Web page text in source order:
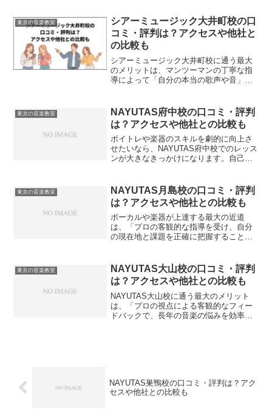
量を増やすだけでは限界があります。プ
ロの客観的な視点を...
東京の音楽教室
シアーミュージック大井町校の口
コミ・評判は？アクセスや他社と
の比較も
シアーミュージック大井町校に通う最大
のメリットは、マンツーマンの丁寧な指
導によって「自分の本当の歌声や音」に
学では気づけなかった癖を修正し、着実
にステップアップできます...
東京の音楽教室
NAYUTAS府中校の口コミ・評判
は？アクセスや他社との比較も
ボイトレや楽器のスキルを劇的に向上さ
せたいなら、NAYUTAS府中校でのレッス
ンが大きなきっかけになります。自己流
らうことで、確実な上達への階段を登る
ことができるからで...
東京の音楽教室
NAYUTAS月島校の口コミ・評判
は？アクセスや他社との比較も
ボーカルや楽器が上達する最大の近道
は、「プロの客観的な指導を受け、自分
の現在地と課題を正確に把握すること」
やリズムの癖がついてしまうリスクがあ
り、一度染み付いた癖を後か...
東京の音楽教室
NAYUTAS大山校の口コミ・評判
は？アクセスや他社との比較も
NAYUTAS大山校に通う最大のメリット
は、「プロの視点による客観的なフィー
ドバックで、長年の音楽の悩みを効率よ
NAYUTAS巣鴨校の口コミ・評判は？アク
セスや他社との比較も